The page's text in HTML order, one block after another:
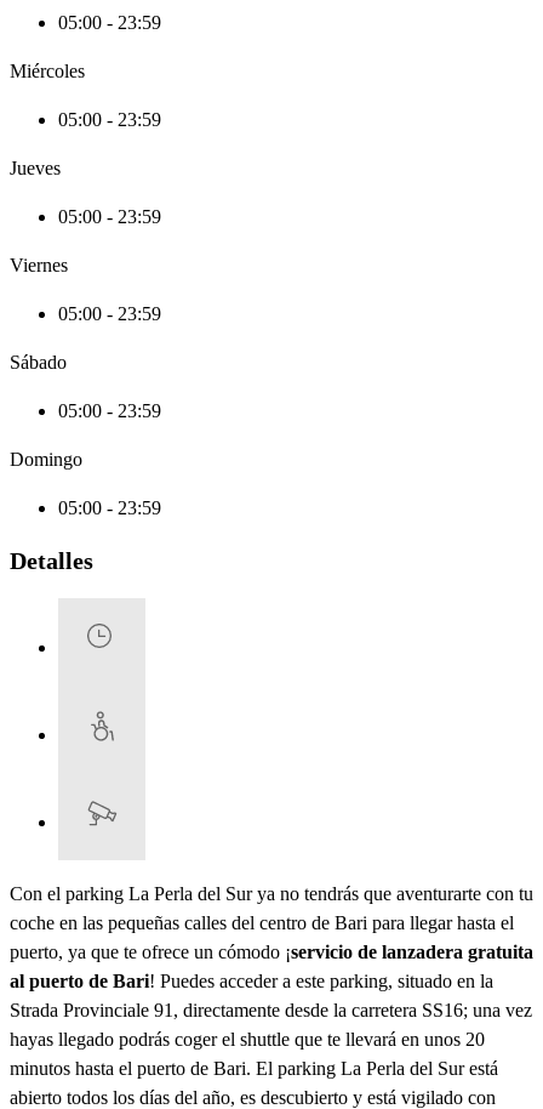
05:00 - 23:59
Miércoles
05:00 - 23:59
Jueves
05:00 - 23:59
Viernes
05:00 - 23:59
Sábado
05:00 - 23:59
Domingo
05:00 - 23:59
Detalles
Con el parking La Perla del Sur ya no tendrás que aventurarte con tu
coche en las pequeñas calles del centro de Bari para llegar hasta el
puerto, ya que te ofrece un cómodo ¡servicio de lanzadera gratuita
al puerto de Bari! Puedes acceder a este parking, situado en la
Strada Provinciale 91, directamente desde la carretera SS16; una vez
hayas llegado podrás coger el shuttle que te llevará en unos 20
minutos hasta el puerto de Bari. El parking La Perla del Sur está
abierto todos los días del año, es descubierto y está vigilado con